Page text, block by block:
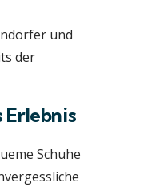
und
der
Schuhe